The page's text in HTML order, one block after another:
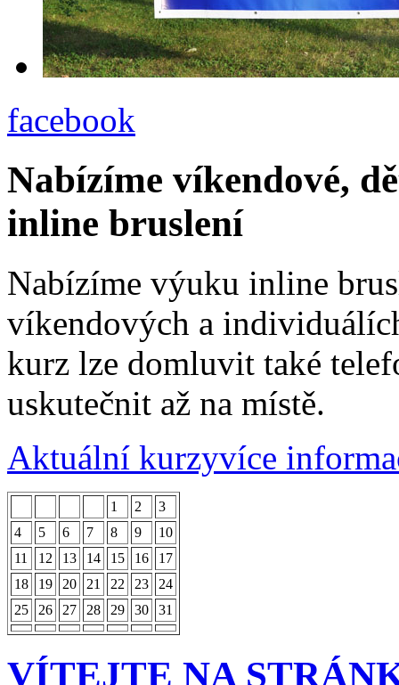
facebook
Nabízíme víkendové,
inline bruslení
Nabízíme výuku inline
víkendových a
kurz lze domluvit také
uskutečnit až na místě.
Aktuální kurzyvíce
1 2
3
4
5 6 7 8 9
10
11
12 13 14 15 16
17
18
19 20 21 22 23
24
25
26 27 28 29 30 31
VÍTEJTE NA